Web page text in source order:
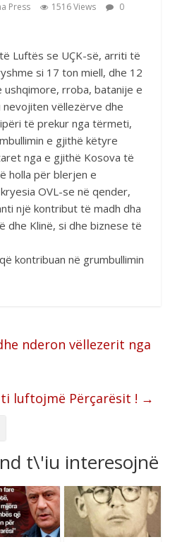
Press 1516 Views
0
Luftës se UÇK-së, arriti të
si 17 ton miell, dhe 12
rroba, batanije e
vëllezërve dhe
të prekur nga tërmeti,
e gjithë këtyre
nga e gjithë Kosova të
holla për blerjen e
OVL-se në qender,
një kontribut të madh dha
dhe Klinë, si dhe biznese të
kontribuan në grumbullimin
nderon vëllezerit nga
ti luftojmë Përçarësit ! →
t\'iu interesojnë